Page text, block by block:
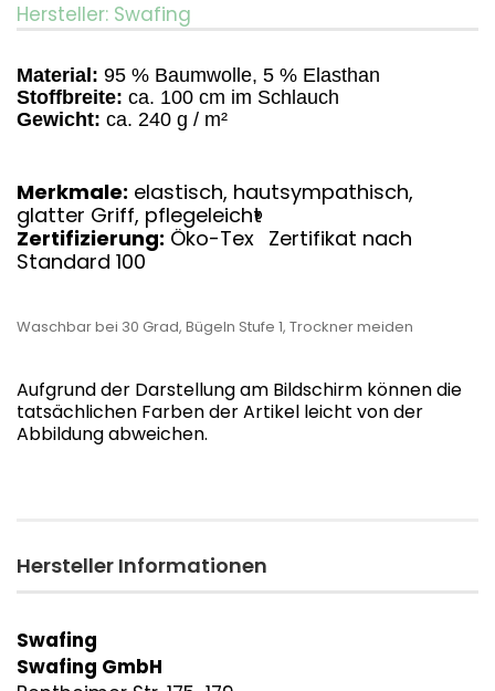
Hersteller: Swafing
Material: 95 % Baumwolle, 5 % Elasthan
Stoffbreite: ca. 100 cm im Schlauch
Gewicht: ca. 240 g / m²
Merkmale: elastisch, hautsympathisch,
glatter Griff, pflegeleicht
Zertifizierung: Öko-Tex
®
Zertifikat nach
Standard 100
Waschbar bei 30 Grad, Bügeln Stufe 1, Trockner meiden
Aufgrund der Darstellung am Bildschirm können die
tatsächlichen Farben der Artikel leicht von der
Abbildung abweichen.
Hersteller Informationen
Swafing
Swafing GmbH